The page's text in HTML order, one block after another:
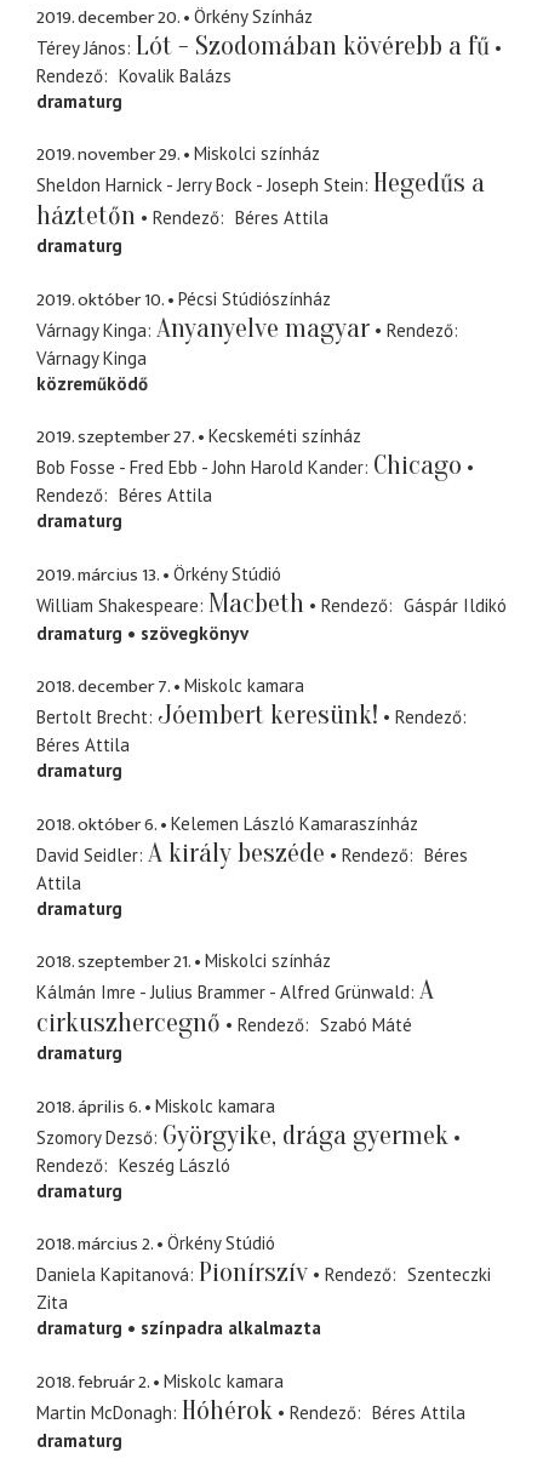
2019. december 20.
Örkény Színház
Térey János Lót - Szodomában kövérebb a fű
Rendező
Kovalik Balázs
dramaturg
2019. november 29.
Miskolci színház
Sheldon Harnick - Jerry Bock - Joseph Stein Hegedűs a
háztetőn
Rendező
Béres Attila
dramaturg
2019. október 10.
Pécsi Stúdiószínház
Várnagy Kinga Anyanyelve magyar
Rendező
Várnagy Kinga
közreműködő
2019. szeptember 27.
Kecskeméti színház
Bob Fosse - Fred Ebb - John Harold Kander Chicago
Rendező
Béres Attila
dramaturg
2019. március 13.
Örkény Stúdió
William Shakespeare Macbeth Rendező
Gáspár Ildikó
dramaturg
szövegkönyv
2018. december 7.
Miskolc kamara
Bertolt Brecht Jóembert keresünk!
Rendező
Béres Attila
dramaturg
2018. október 6.
Kelemen László Kamaraszínház
David Seidler A király beszéde Rendező
Béres
Attila
dramaturg
2018. szeptember 21.
Miskolci színház
Kálmán Imre - Julius Brammer - Alfred Grünwald A
cirkuszhercegnő
Rendező
Szabó Máté
dramaturg
2018. április 6.
Miskolc kamara
Szomory Dezső Györgyike, drága gyermek
Rendező
Keszég László
dramaturg
2018. március 2.
Örkény Stúdió
Daniela Kapitanová Pionírszív Rendező
Szenteczki
Zita
dramaturg
színpadra alkalmazta
2018. február 2.
Miskolc kamara
Martin McDonagh Hóhérok Rendező
Béres Attila
dramaturg